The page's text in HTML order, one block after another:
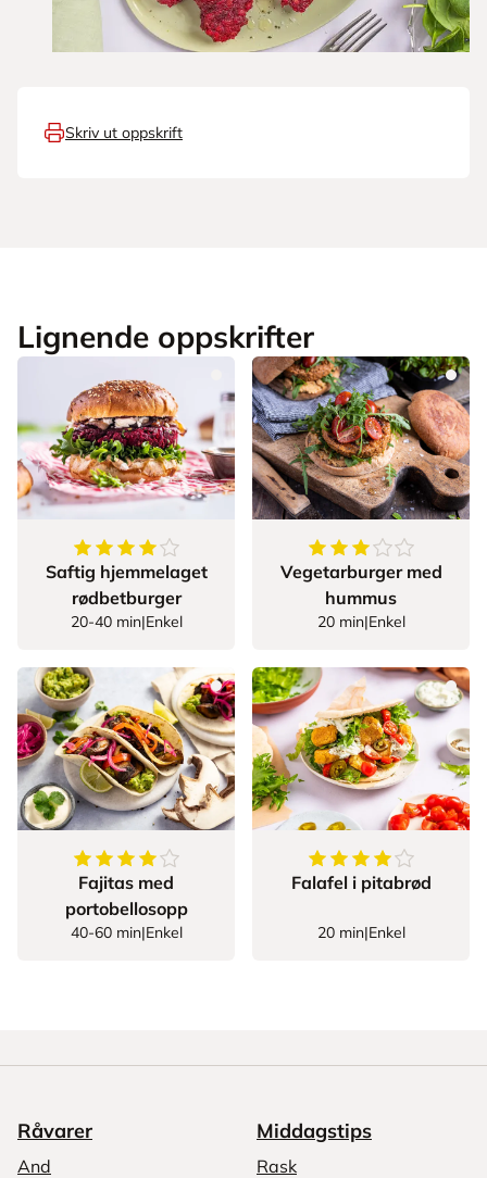
Skriv ut oppskrift
Lignende oppskrifter
4.7av5 stjerner
Saftig hjemmelaget
rødbetburger
20-40 min|Enkel
3.9av5stjerner
Vegetarburger med
hummus
20 min|Enkel
4.6av5 stjerner
Fajitas med
portobellosopp
40-60 min|Enkel
4.114285714285714
Falafel i pitabrød
20 min|Enkel
Råvarer
And
Middagstips
Rask